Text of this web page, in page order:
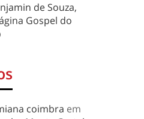
de Souza,
Gospel do
coimbra em